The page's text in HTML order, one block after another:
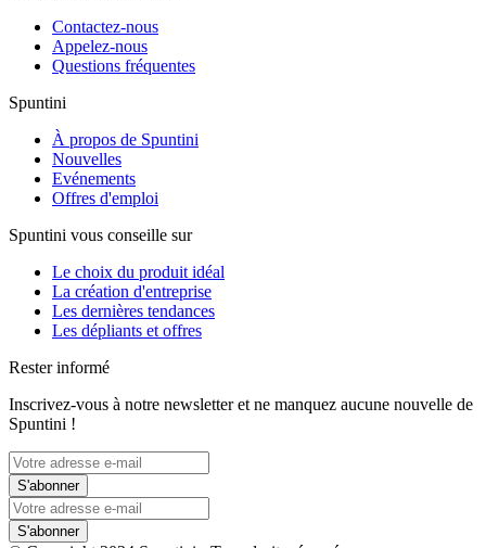
Contactez-nous
Appelez-nous
Questions fréquentes
Spuntini
À propos de Spuntini
Nouvelles
Evénements
Offres d'emploi
Spuntini vous conseille sur
Le choix du produit idéal
La création d'entreprise
Les dernières tendances
Les dépliants et offres
Rester informé
Inscrivez-vous à notre newsletter et ne manquez aucune nouvelle de
Spuntini !
S'abonner
S'abonner